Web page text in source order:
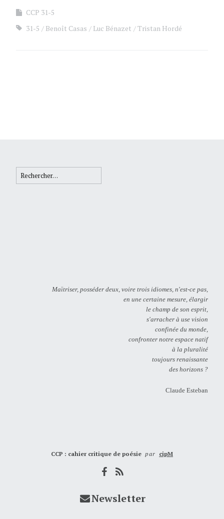
CCP 31-5
31-5
Benoît Casas Luc Bénazet Tristan Hordé
Rechercher :
Maïtriser, posséder deux, voire trois idiomes, n'est-ce pas,
en une certaine mesure, élargir
le champ de son esprit,
s'arracher à use vision
confinée du monde,
confronter notre espace natif
à la pluralité
toujours renaissante
des horizons ?
Claude Esteban
CCP : cahier critique de poésie par cipM
Newsletter